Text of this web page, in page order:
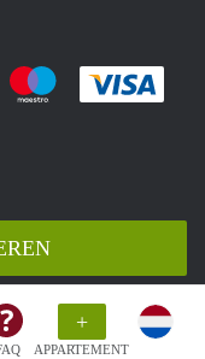
+
APPARTEMENT
af met Paypal
rekent gemakkelijk af met
Je rekent